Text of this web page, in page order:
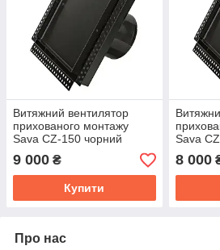
Витяжний вентилятор
прихованого монтажу
Sava CZ-150 чорний
9 000 ₴
Купити
Sava
8 000
Про нас